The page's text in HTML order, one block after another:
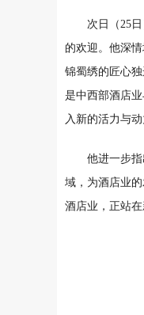
次日（25
的欢迎。他深
锦蜀绣的匠心
是中西部酒店
入新的活力与动
他进一步
域，为酒店业
酒店业，正站